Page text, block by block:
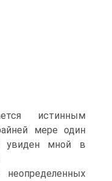
истинным
мере один
увиден мной в